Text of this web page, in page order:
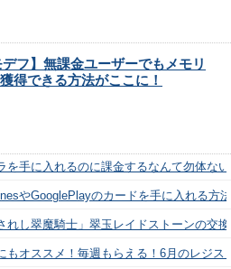
デフ】無課金ユーザーでもメモリ
得できる方法がここに！
を手に入れるのに課金するなんて勿体な
やGooglePlayのカードを手に入れる方
れし翠魔騎士」翠玉レイドストーンの交
もオススメ！毎週もらえる！6月のレジ